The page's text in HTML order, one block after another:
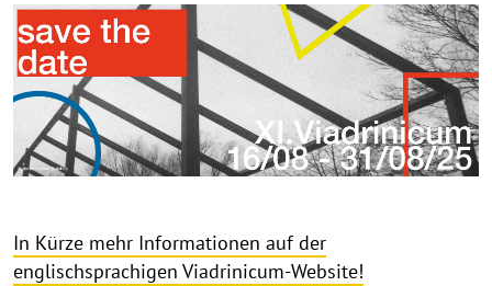
Save
the
Date
In Kürze mehr Informationen auf der
englischsprachigen Viadrinicum-Website!